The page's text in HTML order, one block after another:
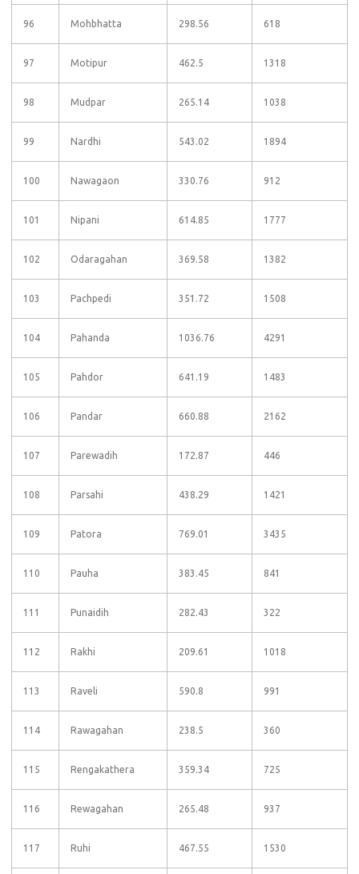
96 Mohbhatta 298.56 618
97 Motipur 462.5 1318
98 Mudpar 265.14 1038
99 Nardhi 543.02 1894
100 Nawagaon 330.76 912
101 Nipani 614.85 1777
102 Odaragahan 369.58 1382
103 Pachpedi 351.72 1508
104 Pahanda 1036.76 4291
105 Pahdor 641.19 1483
106 Pandar 660.88 2162
107 Parewadih 172.87 446
108 Parsahi 438.29 1421
109 Patora 769.01 3435
110 Pauha 383.45 841
111 Punaidih 282.43 322
112 Rakhi 209.61 1018
113 Raveli 590.8 991
114 Rawagahan 238.5 360
115 Rengakathera 359.34 725
116 Rewagahan 265.48 937
117 Ruhi 467.55 1530